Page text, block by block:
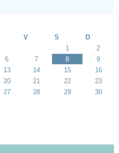
V S D
1
2
6 7 8
9
13 14 15
16
20 21 22
23
27 28 29
30